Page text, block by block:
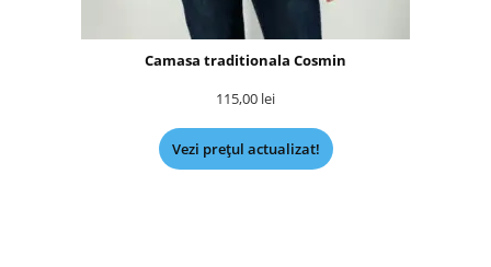
Camasa traditionala Cosmin
115,00 lei
Vezi prețul actualizat!